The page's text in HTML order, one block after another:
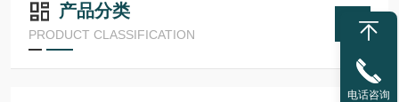
产品分类
PRODUCT CLASSIFICATION
电话咨询